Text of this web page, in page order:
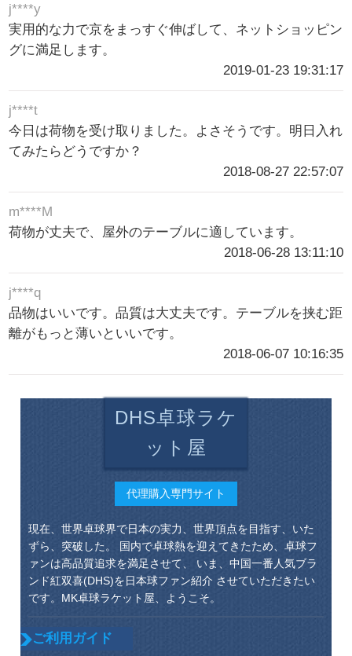
j****y
実用的な力で京をまっすぐ伸ばして、ネットショッピン
グに満足します。
2019-01-23 19:31:17
j****t
今日は荷物を受け取りました。よさそうです。明日入れ
てみたらどうですか？
2018-08-27 22:57:07
m****M
荷物が丈夫で、屋外のテーブルに適しています。
2018-06-28 13:11:10
j****q
品物はいいです。品質は大丈夫です。テーブルを挟む距
離がもっと薄いといいです。
2018-06-07 10:16:35
DHS卓球ラケ
ット屋
代理購入専門サイト
現在、世界卓球界で日本の実力、世界頂点を目指す、いた
ずら、突破した。 国内で卓球熱を迎えてきたため、卓球フ
ァンは高品質追求を満足させて、 いま、中国一番人気ブラ
ンド紅双喜(DHS)を日本球ファン紹介 させていただきたい
です。MK卓球ラケット屋、ようこそ。
ご利用ガイド